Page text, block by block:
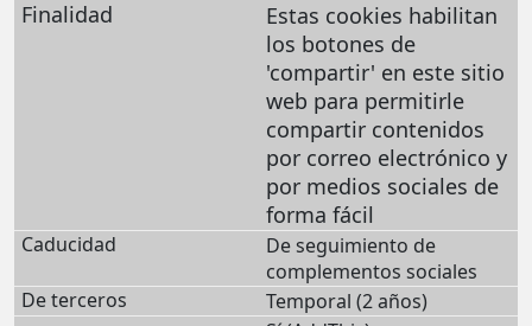
Estas cookies habilitan
los botones de
'compartir' en este sitio
web para permitirle
compartir contenidos
por correo electrónico y
por medios sociales de
forma fácil
De seguimiento de
complementos sociales
Temporal (2 años)